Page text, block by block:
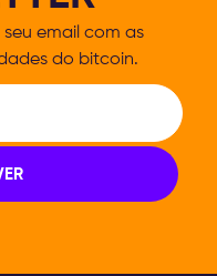
email com as
do bitcoin.